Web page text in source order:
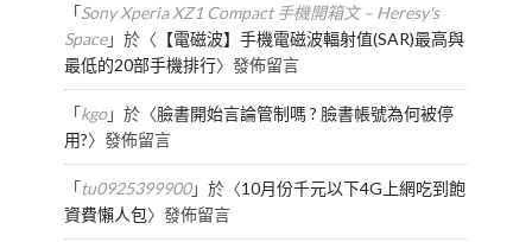
「Sony Xperia XZ1 Compact 手機開箱文 – Heresy's
Space」於〈 【電磁波】手機電磁波輻射值(SAR)最高與
最低的20部手機排行〉發佈留言
「kgo」於〈臉書開始言論管制嗎 ? 臉書帳號為何被停
用?〉發佈留言
「tu0925399900」於〈10月份千元以下4G上網吃到飽
資費懶人包〉發佈留言